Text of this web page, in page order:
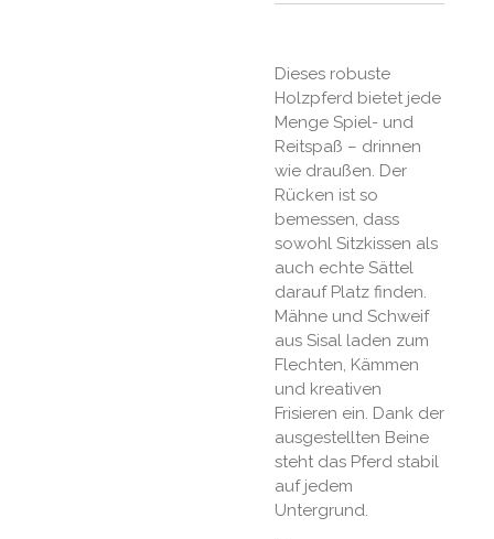
Dieses robuste
Holzpferd bietet jede
Menge Spiel- und
Reitspaß – drinnen
wie draußen. Der
Rücken ist so
bemessen, dass
sowohl Sitzkissen als
auch echte Sättel
darauf Platz finden.
Mähne und Schweif
aus Sisal laden zum
Flechten, Kämmen
und kreativen
Frisieren ein. Dank der
ausgestellten Beine
steht das Pferd stabil
auf jedem
Untergrund.